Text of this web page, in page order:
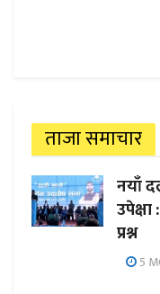
ताजा समाचार
नयाँ
प्रश्न
5